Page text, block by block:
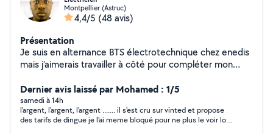
Montpellier (Astruc)
4,4/5 (48 avis)
Présentation
Je suis en alternance BTS électrotechnique chez enedis
mais j'aimerais travailler à côté pour compléter mon
particuliers en électricité domestique et surtout
dépannage en moins chère
Dernier avis laissé par Mohamed : 1/5
samedi à 14h
l'argent, l'argent, l'argent ....... il s'est cru sur vinted et propose
des tarifs de dingue je l'ai meme bloqué pour ne plus le voir lors